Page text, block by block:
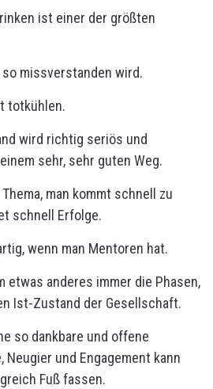
ist einer der größten
missverstanden wird.
totkühlen.
wird richtig seriös und
sehr, sehr guten Weg.
man kommt schnell zu
schnell Erfolge.
wenn man Mentoren hat.
etwas anderes immer die Phasen,
Ist-Zustand der Gesellschaft.
so dankbare und offene
und Engagement kann
Fuß fassen.